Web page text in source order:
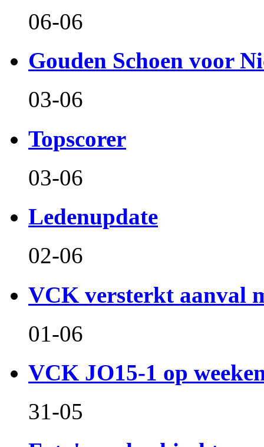
06-06
Gouden Schoen voor
03-06
Topscorer
03-06
Ledenupdate
02-06
VCK versterkt aanval
01-06
VCK JO15-1 op
31-05